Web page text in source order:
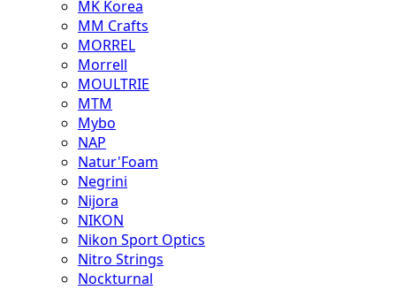
MK Korea
MM Crafts
MORREL
Morrell
MOULTRIE
MTM
Mybo
NAP
Natur'Foam
Negrini
Nijora
NIKON
Nikon Sport Optics
Nitro Strings
Nockturnal